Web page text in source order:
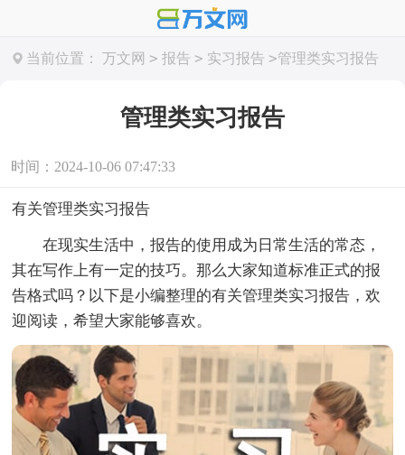
当前位置： 万文网 > 报告 > 实习报告 >管理类实习报告
管理类实习报告
时间：2024-10-06 07:47:33
有关管理类实习报告
在现实生活中，报告的使用成为日常生活的常态，
其在写作上有一定的技巧。那么大家知道标准正式的报
告格式吗？以下是小编整理的有关管理类实习报告，欢
迎阅读，希望大家能够喜欢。